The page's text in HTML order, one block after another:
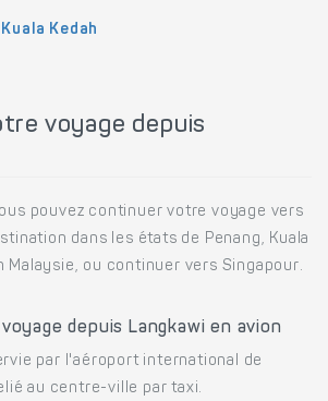
Kedah
voyage depuis
pouvez continuer votre voyage vers
dans les états de Penang, Kuala
Malaysie, ou continuer vers Singapour.
depuis Langkawi en avion
par l'aéroport international de
au centre-ville par taxi.